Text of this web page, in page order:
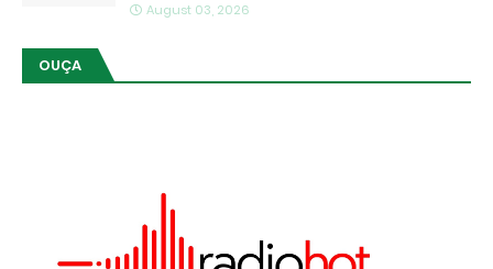
August 03, 2026
OUÇA